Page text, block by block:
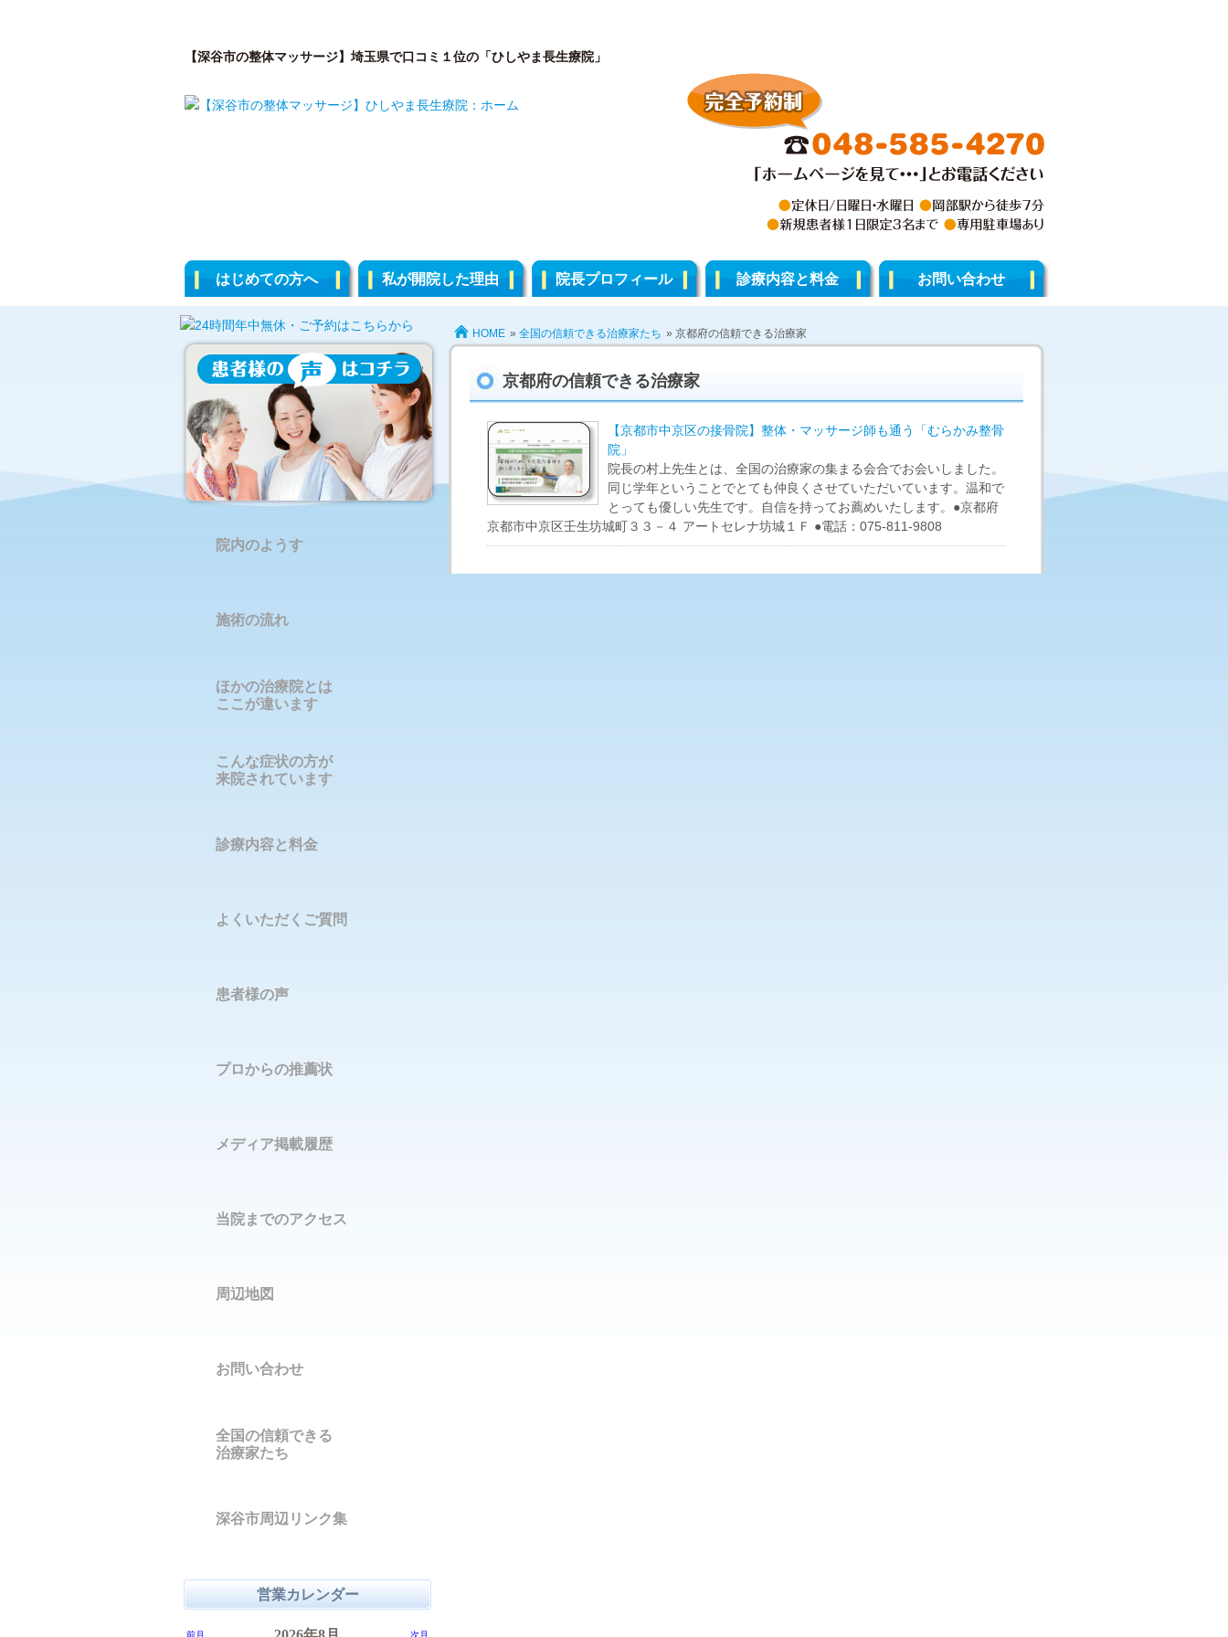
【深谷市の整体マッサージ】埼玉県で口コミ１位の「ひしやま長生療院」
はじめての方へ 私が開院した理由 院長プロフィール 診療内容と料金 お問い合わせ
HOME » 全国の信頼できる治療家たち » 京都府の信頼できる治療家
京都府の信頼できる治療家
【京都市中京区の接骨院】整体・マッサージ師も通う「むらかみ整骨
院」
院長の村上先生とは、全国の治療家の集まる会合でお会いしました。
同じ学年ということでとても仲良くさせていただいています。温和で
とっても優しい先生です。自信を持ってお薦めいたします。●京都府
京都市中京区壬生坊城町３３－４ アートセレナ坊城１Ｆ ●電話：075-811-9808
院内のようす
施術の流れ
ほかの治療院とは
ここが違います
こんな症状の方が
来院されています
診療内容と料金
よくいただくご質問
患者様の声
プロからの推薦状
メディア掲載履歴
当院までのアクセス
周辺地図
お問い合わせ
全国の信頼できる
治療家たち
深谷市周辺リンク集
営業カレンダー